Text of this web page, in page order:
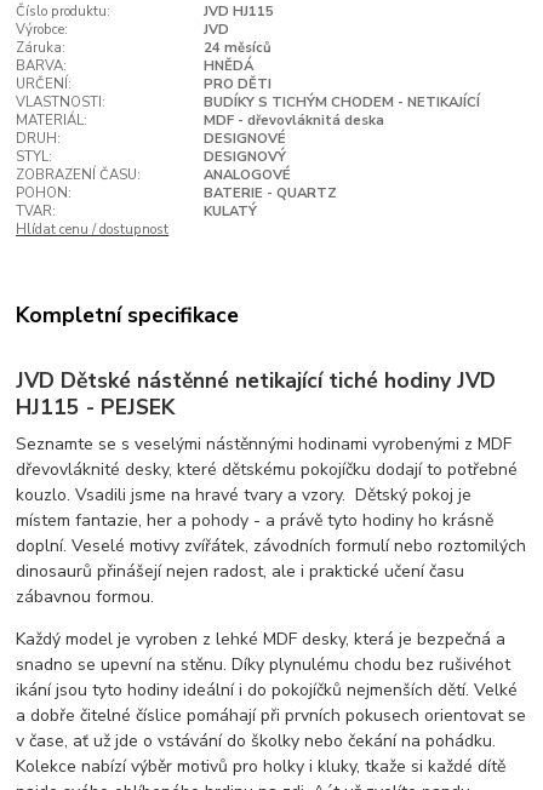
Číslo produktu:
JVD HJ115
Výrobce:
JVD
Záruka:
24 měsíců
BARVA:
HNĚDÁ
URČENÍ:
PRO DĚTI
VLASTNOSTI:
BUDÍKY S TICHÝM CHODEM - NETIKAJÍCÍ
MATERIÁL:
MDF - dřevovláknitá deska
DRUH:
DESIGNOVÉ
STYL:
DESIGNOVÝ
ZOBRAZENÍ ČASU:
ANALOGOVÉ
POHON:
BATERIE - QUARTZ
TVAR:
KULATÝ
Hlídat cenu / dostupnost
Kompletní specifikace
JVD Dětské nástěnné netikající tiché hodiny JVD
HJ115 - PEJSEK
Seznamte se s veselými nástěnnými hodinami vyrobenými z MDF
dřevovláknité desky, které dětskému pokojíčku dodají to potřebné
kouzlo. Vsadili jsme na hravé tvary a vzory. Dětský pokoj je
místem fantazie, her a pohody - a právě tyto hodiny ho krásně
doplní. Veselé motivy zvířátek, závodních formulí nebo roztomilých
dinosaurů přinášejí nejen radost, ale i praktické učení času
zábavnou formou.
Každý model je vyroben z lehké MDF desky, která je bezpečná a
snadno se upevní na stěnu. Díky plynulému chodu bez rušivéhot
ikání jsou tyto hodiny ideální i do pokojíčků nejmenších dětí. Velké
a dobře čitelné číslice pomáhají při prvních pokusech orientovat se
v čase, ať už jde o vstávání do školky nebo čekání na pohádku.
Kolekce nabízí výběr motivů pro holky i kluky, tkaže si každé dítě